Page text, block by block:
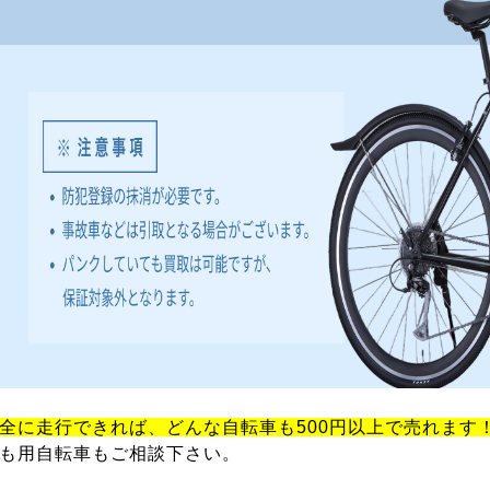
に走行できれば、どんな自転車も500円以上で売れます
用自転車もご相談下さい。